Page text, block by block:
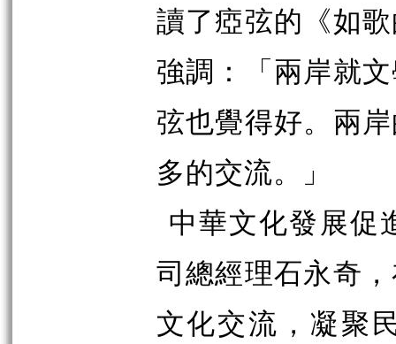
讀了瘂弦的《如
強調：「兩岸就
弦也覺得好。兩
多的交流。」
中華文化發展促
司總經理石永奇
文化交流，凝聚